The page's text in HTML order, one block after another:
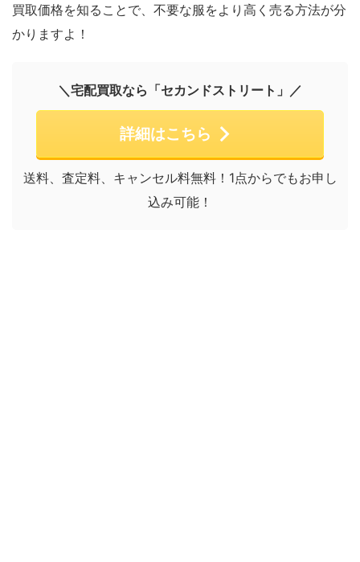
買取価格を知ることで、不要な服をより高く売る方法が分
かりますよ！
＼宅配買取なら「セカンドストリート」／
詳細はこちら
送料、査定料、キャンセル料無料！1点からでもお申し
込み可能！